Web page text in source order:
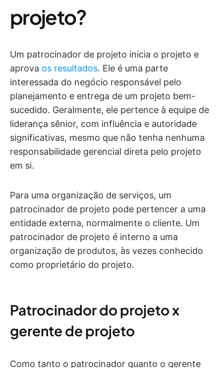
projeto?
Um patrocinador de projeto inicia o projeto e
aprova os resultados. Ele é uma parte
interessada do negócio responsável pelo
planejamento e entrega de um projeto bem-
sucedido. Geralmente, ele pertence à equipe de
liderança sênior, com influência e autoridade
significativas, mesmo que não tenha nenhuma
responsabilidade gerencial direta pelo projeto
em si.
Para uma organização de serviços, um
patrocinador de projeto pode pertencer a uma
entidade externa, normalmente o cliente. Um
patrocinador de projeto é interno a uma
organização de produtos, às vezes conhecido
como proprietário do projeto.
Patrocinador do projeto x
gerente de projeto
Como tanto o patrocinador quanto o gerente